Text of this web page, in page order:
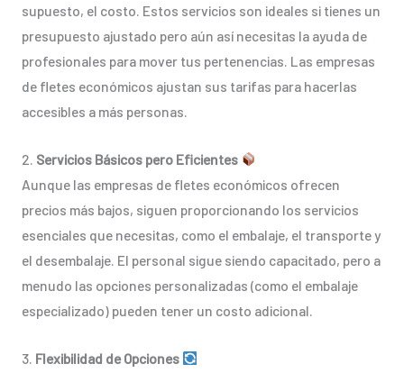
supuesto, el costo. Estos servicios son ideales si tienes un
presupuesto ajustado pero aún así necesitas la ayuda de
profesionales para mover tus pertenencias. Las empresas
de fletes económicos ajustan sus tarifas para hacerlas
accesibles a más personas.
2. Servicios Básicos pero Eficientes
Aunque las empresas de fletes económicos ofrecen
precios más bajos, siguen proporcionando los servicios
esenciales que necesitas, como el embalaje, el transporte y
el desembalaje. El personal sigue siendo capacitado, pero a
menudo las opciones personalizadas (como el embalaje
especializado) pueden tener un costo adicional.
3. Flexibilidad de Opciones